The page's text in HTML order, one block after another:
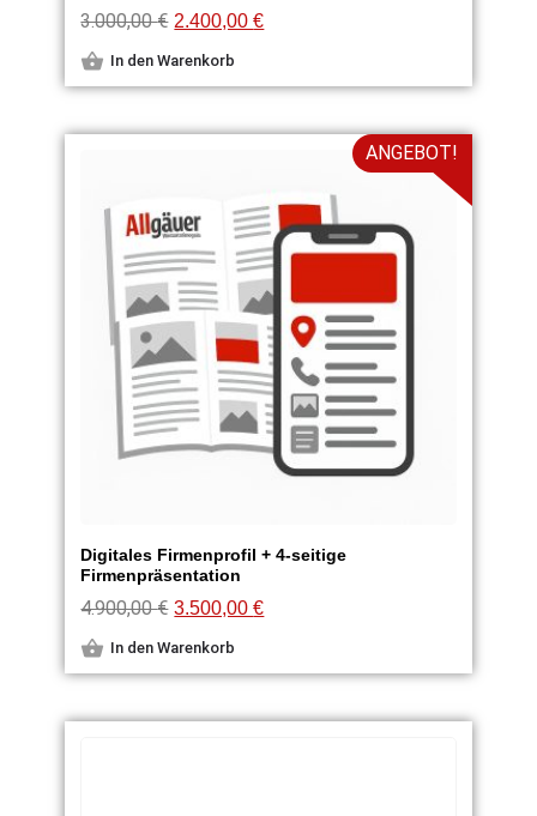
3.000,00€ 2.400,00€
In den Warenkorb
ANGEBOT!
Digitales Firmenprofil + 4-seitige
Firmenpräsentation
4.900,00€ 3.500,00€
In den Warenkorb